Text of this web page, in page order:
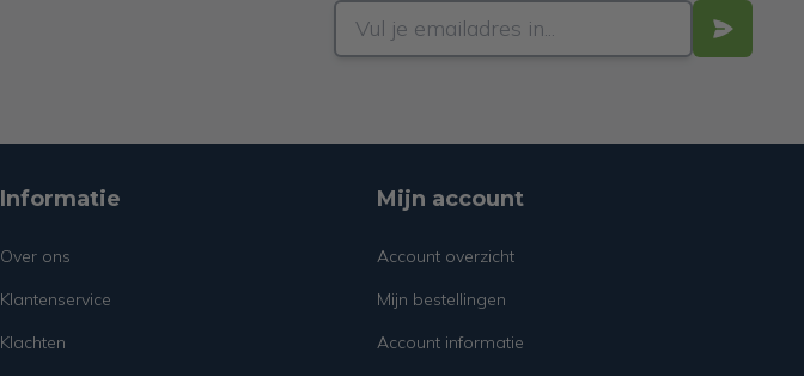
Informatie
Over ons
Klantenservice
Klachten
Mijn account
Account overzicht
Mijn bestellingen
Account informatie